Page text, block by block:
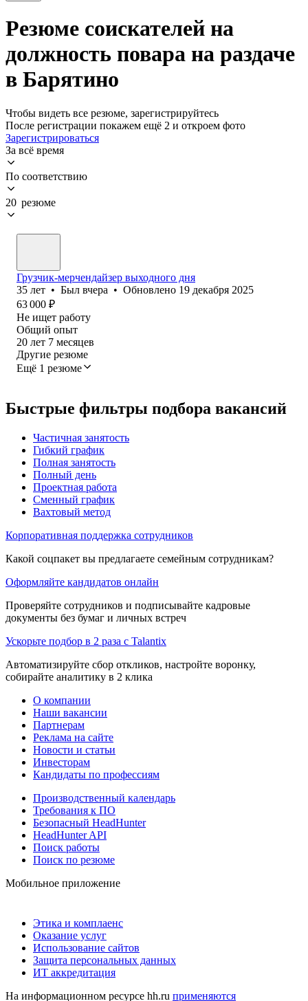
Резюме соискателей на
должность повара на раздаче
в Барятино
Чтобы видеть все резюме, зарегистрируйтесь
После регистрации покажем ещё 2 и откроем фото
Зарегистрироваться
За всё время
По соответствию
20 резюме
Грузчик-мерчендайзер выходного дня
35 лет • Был вчера • Обновлено 19 декабря 2025
63 000 ₽
Не ищет работу
Общий опыт
20 лет 7 месяцев
Другие резюме
Ещё 1 резюме
Быстрые фильтры подбора вакансий
Частичная занятость
Гибкий график
Полная занятость
Полный день
Проектная работа
Сменный график
Вахтовый метод
Корпоративная поддержка сотрудников
Какой соцпакет вы предлагаете семейным сотрудникам?
Оформляйте кандидатов онлайн
Проверяйте сотрудников и подписывайте кадровые
документы без бумаг и личных встреч
Ускорьте подбор в 2 раза с Talantix
Автоматизируйте сбор откликов, настройте воронку,
собирайте аналитику в 2 клика
О компании
Наши вакансии
Партнерам
Реклама на сайте
Новости и статьи
Инвесторам
Кандидаты по профессиям
Производственный календарь
Требования к ПО
Безопасный HeadHunter
HeadHunter API
Поиск работы
Поиск по резюме
Мобильное приложение
Этика и комплаенс
Оказание услуг
Использование сайтов
Защита персональных данных
ИТ аккредитация
На информационном ресурсе hh.ru применяются